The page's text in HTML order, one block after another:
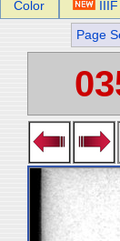
Color
Page